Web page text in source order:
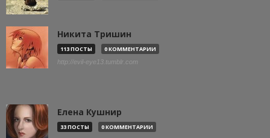
Никита Тришин
113 ПОСТЫ 0 КОММЕНТАРИИ
http://evil-eye13.tumblr.com
Елена Кушнир
33 ПОСТЫ 0 КОММЕНТАРИИ